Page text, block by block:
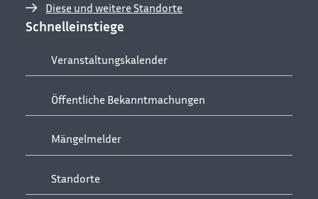
Diese und weitere Standorte
Schnelleinstiege
Veranstaltungskalender
Öffentliche Bekanntmachungen
Mängelmelder
Standorte